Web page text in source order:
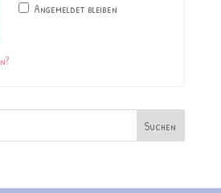
Angemeldet bleiben
Suchen